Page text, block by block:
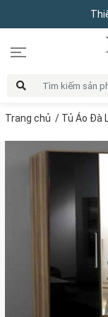
Trang chủ / Tủ Áo Đà